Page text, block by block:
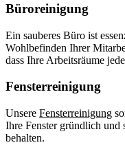
Büroreinigung
Ein sauberes Büro ist
Wohlbefinden Ihrer
dass Ihre Arbeitsräume
Fensterreinigung
Unsere Fensterreinigung
Ihre Fenster gründlich
behalten.